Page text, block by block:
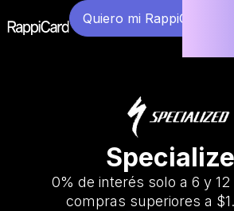
Quiero mi RappiCard
0% de interés solo a 6 y
compras superiores a